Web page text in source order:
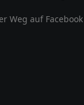
Weg auf Facebook